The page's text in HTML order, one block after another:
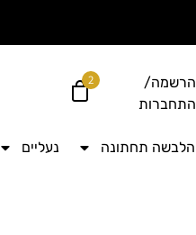
הרשמה/
התחברות
2
הלבשה תחתונה נעליים